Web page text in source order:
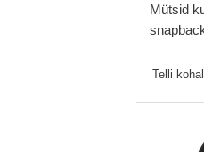
Mütsid
Goorin
Telli